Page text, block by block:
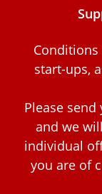
start-ups,
Please
and we
individual
you are of